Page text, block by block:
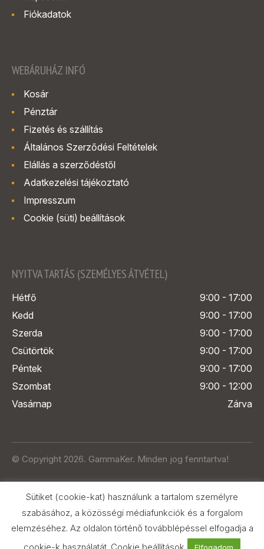
Fiókadatok
WEBÁRUHÁZ INFÓ
Kosár
Pénztár
Fizetés és szállítás
Általános Szerződési Feltételek
Elállás a szerződéstől
Adatkezelési tájékoztató
Impresszum
Cookie (süti) beállítások
NYITVA TARTÁS (SZEMÉLYES ÁTVÉTEL)
Hétfő
9:00 - 17:00
Kedd
9:00 - 17:00
Szerda
9:00 - 17:00
Csütörtök
9:00 - 17:00
Péntek
9:00 - 17:00
Szombat
9:00 - 12:00
Vasárnap
Zárva
© Copyright 2026. GammaKer. Minden jog fenntartva!
Árak és paraméterek összehasonlítása
Sütiket (cookie-kat) használunk a tartalom személyre
szabásához, a közösségi médiafunkciók és a forgalom
elemzéséhez. Az oldalon történő továbblépéssel elfogadja a